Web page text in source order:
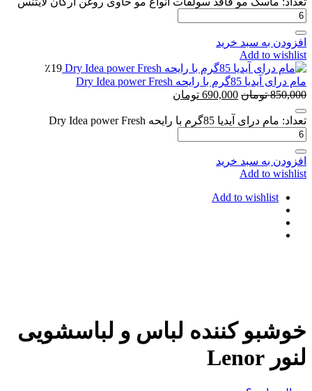
افزودن به سبد خرید
Add to wishlist
٪19
مام درای آیدیا 85گرم با رایحه Dry Idea power Fresh
850,000 تومان 690,000 تومان
تعداد: مام درای آیدیا 85گرم با رایحه Dry Idea power Fresh
افزودن به سبد خرید
Add to wishlist
Add to wishlist
خوشبو کننده لباس و لباسشویی
لنور Lenor